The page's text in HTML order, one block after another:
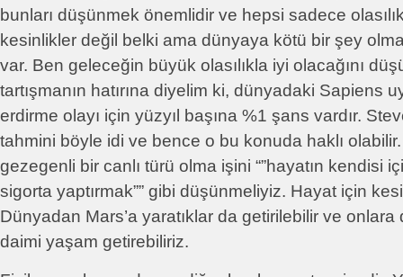
bunları düşünmek önemlidir ve hepsi sadece
kesinlikler değil belki ama dünyaya kötü bir şey
var. Ben geleceğin büyük olasılıkla iyi olacağını
tartışmanın hatırına diyelim ki, dünyadaki Sapiens
erdirme olayı için yüzyıl başına %1 şans vardır.
tahmini böyle idi ve bence o bu konuda haklı
gezegenli bir canlı türü olma işini “”hayatın kendisi
sigorta yaptırmak”” gibi düşünmeliyiz. Hayat için
Dünyadan Mars’a yaratıklar da getirilebilir ve
daimi yaşam getirebiliriz.